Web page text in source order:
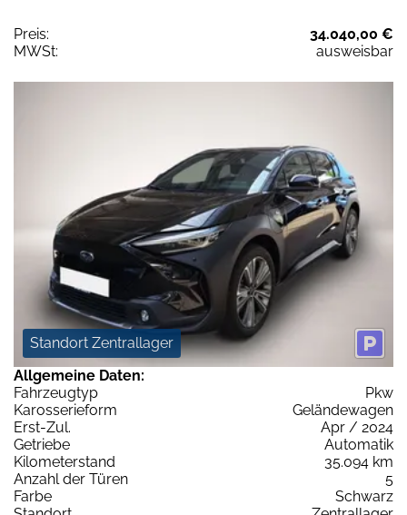
Preis:
34.040,00 €
MWSt:
ausweisbar
Standort Zentrallager
Allgemeine Daten:
Fahrzeugtyp
Pkw
Karosserieform
Geländewagen
Erst-Zul.
Apr / 2024
Getriebe
Automatik
Kilometerstand
35.094 km
Anzahl der Türen
5
Farbe
Schwarz